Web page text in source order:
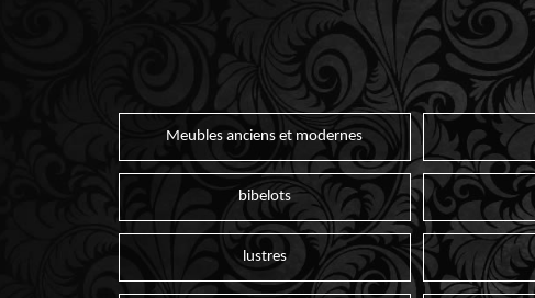
Meubles anciens et modernes
bibelots
lustres